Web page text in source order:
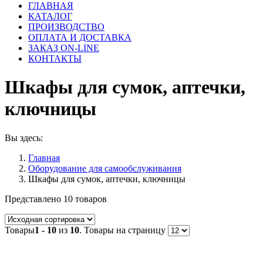
ГЛАВНАЯ
КАТАЛОГ
ПРОИЗВОДСТВО
ОПЛАТА И ДОСТАВКА
ЗАКАЗ ON-LINE
КОНТАКТЫ
Шкафы для сумок, аптечки,
ключницы
Вы здесь:
Главная
Оборудование для самообслуживания
Шкафы для сумок, аптечки, ключницы
Представлено 10 товаров
Товары1 - 10 из 10. Товары на страницу